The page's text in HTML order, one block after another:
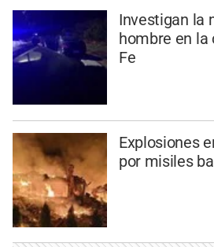
Investigan la
hombre en la
Fe
Explosiones
por misiles